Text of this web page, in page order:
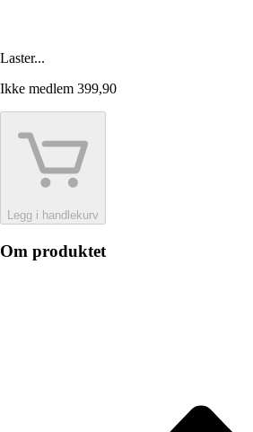
Laster...
Ikke medlem 399,90
Legg i handlekurv
Om produktet